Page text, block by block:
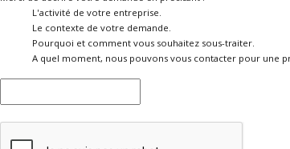
L'activité de votre entreprise.
Le contexte de votre demande.
Pourquoi et comment vous souhaitez sous-traiter.
A quel moment, nous pouvons vous contacter pour une